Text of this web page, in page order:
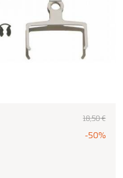
18,50 €
-50%